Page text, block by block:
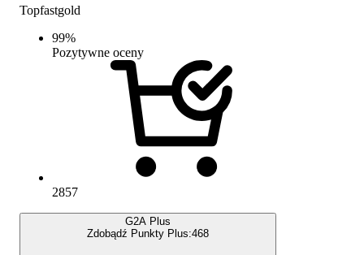
Topfastgold
99%
Pozytywne oceny
2857
G2A Plus
Zdobądź Punkty Plus:468